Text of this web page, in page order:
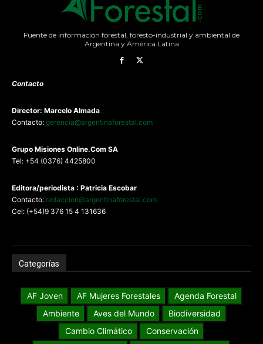
Fuente de información forestal, foresto-industrial y ambiental de
Argentina y América Latina
Contacto
Director: Marcelo Almada
Contacto: gerencia@argentinaforestal.com
Grupo Misiones Online.Com SA
Tel: +54 (0376) 4425800
Editora/periodista : Patricia Escobar
Contacto: redaccion@argentinaforestal.com
Cel: (+54)9 376 15 4 131636
Categorías
AF Joven AF Mujeres Forestales
Agenda Forestal
Ambiente
Aves del Mundo
Biodiversidad
Cambio Climático
Conservación